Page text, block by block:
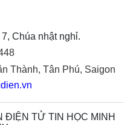
Chúa nhật nghỉ.
Thành, Tân Phú, Saigon
ĐIỆN TỬ TIN HỌC MINH